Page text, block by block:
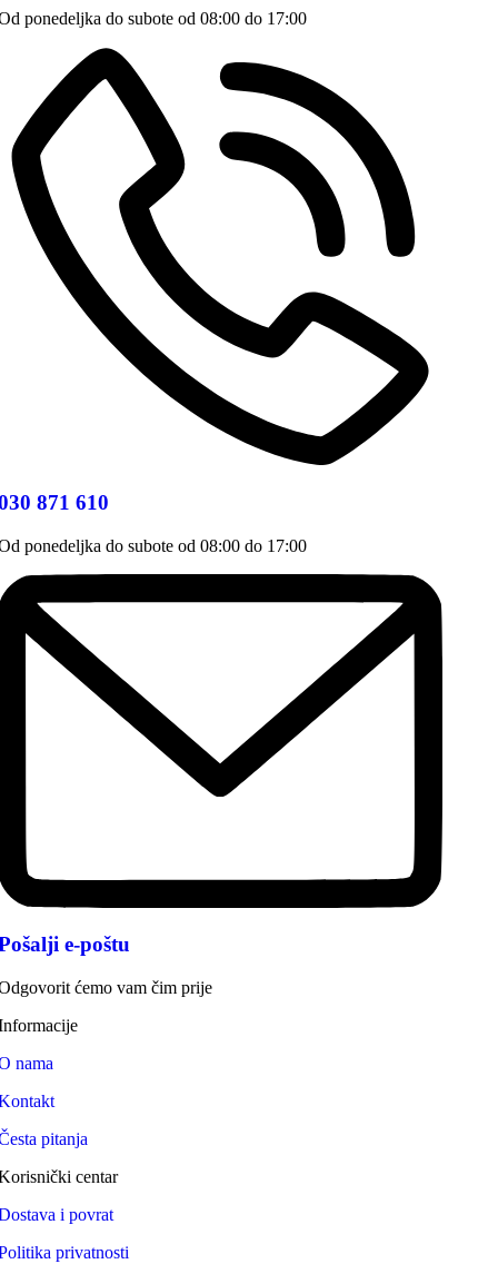
ponedeljka do subote od 08:00 do 17:00
871 610
ponedeljka do subote od 08:00 do 17:00
e-poštu
ćemo vam čim prije
nama
pitanja
centar
i povrat
privatnosti